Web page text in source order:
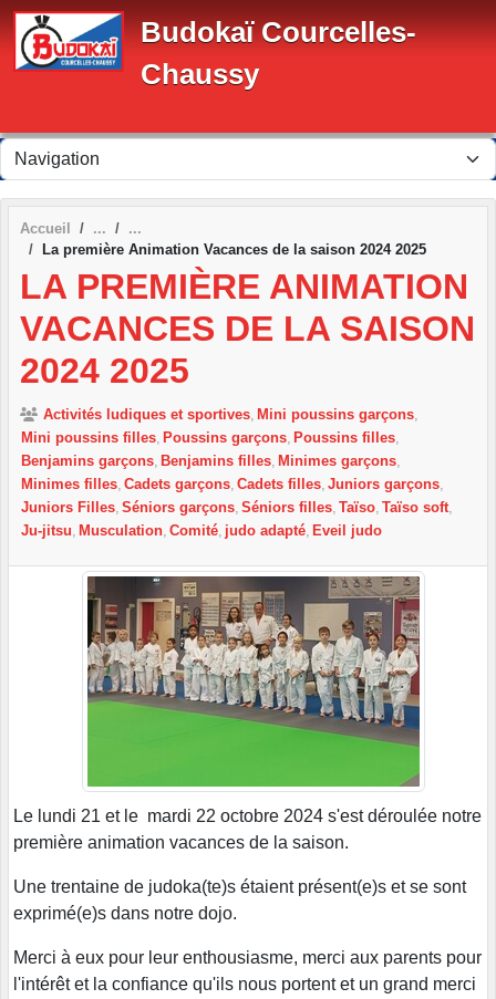
Budokaï Courcelles-
Chaussy
Accueil
La première Animation Vacances de la saison 2024 2025
LA PREMIÈRE ANIMATION
VACANCES DE LA SAISON
2024 2025
Activités ludiques et sportives Mini poussins garçons
Mini poussins filles Poussins garçons Poussins filles
Benjamins garçons Benjamins filles Minimes garçons
Minimes filles Cadets garçons Cadets filles Juniors garçons
Juniors Filles Séniors garçons Séniors filles Taïso Taïso soft
Ju-jitsu Musculation Comité judo adapté Eveil judo
Le lundi 21 et le mardi 22 octobre 2024 s'est déroulée notre
première animation vacances de la saison.
Une trentaine de judoka(te)s étaient présent(e)s et se sont
exprimé(e)s dans notre dojo.
Merci à eux pour leur enthousiasme, merci aux parents pour
l'intérêt et la confiance qu'ils nous portent et un grand merci
Panneau de gestion des cookies